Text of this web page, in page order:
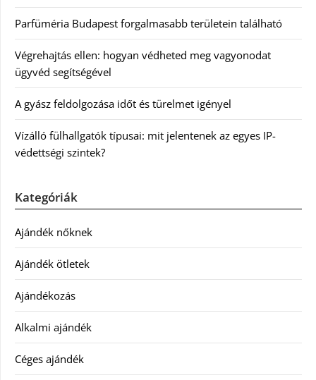
Parfüméria Budapest forgalmasabb területein található
Végrehajtás ellen: hogyan védheted meg vagyonodat
ügyvéd segítségével
A gyász feldolgozása időt és türelmet igényel
Vízálló fülhallgatók típusai: mit jelentenek az egyes IP-
védettségi szintek?
Kategóriák
Ajándék nőknek
Ajándék ötletek
Ajándékozás
Alkalmi ajándék
Céges ajándék